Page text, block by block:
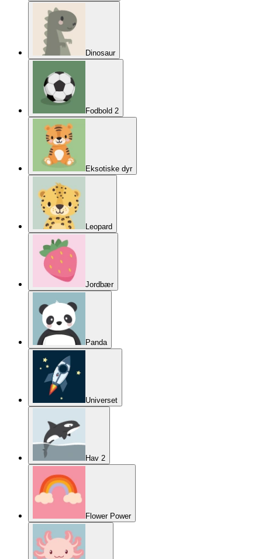
Dinosaur
Fodbold 2
Eksotiske dyr
Leopard
Jordbær
Panda
Universet
Hav 2
Flower Power